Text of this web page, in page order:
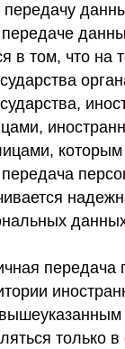
передачу
передаче
в том, что на
которым
передача
только